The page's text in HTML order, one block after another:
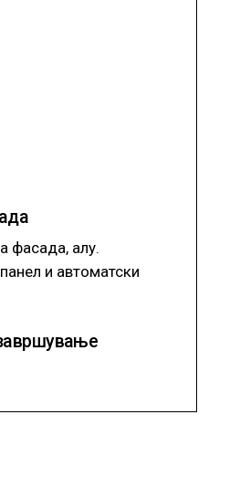
фасада, алу.
и автоматски